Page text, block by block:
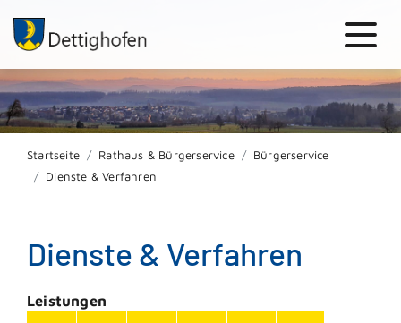
Startseite Rathaus & Bürgerservice
Bürgerservice
Dienste & Verfahren
Dienste & Verfahren
Leistungen